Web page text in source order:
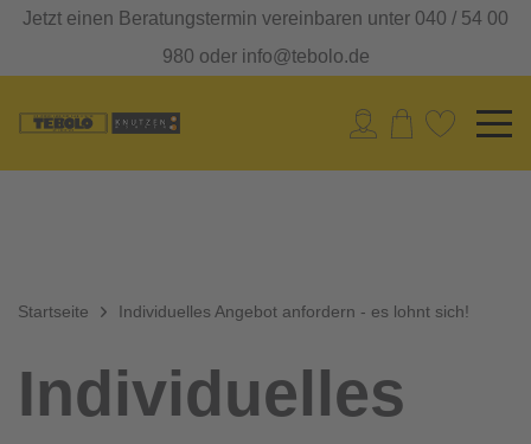
Jetzt einen Beratungstermin vereinbaren unter 040 / 54 00
980 oder info@tebolo.de
Startseite Individuelles Angebot anfordern - es lohnt sich!
Individuelles